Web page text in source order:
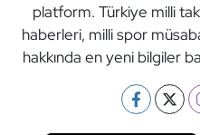
platform. Türkiye milli
haberleri, milli spor
hakkında en yeni bilgiler